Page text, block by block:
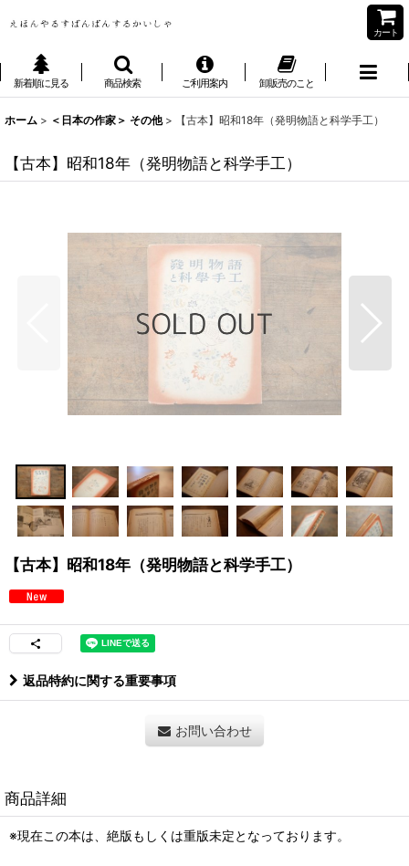
カート
新着順に見る 商品検索 ご利用案内 卸販売のこと
ホーム > ＜日本の作家＞ その他 > 【古本】昭和18年（発明物語と科学手工）
【古本】昭和18年（発明物語と科学手工）
【古本】昭和18年（発明物語と科学手工）
返品特約に関する重要事項
お問い合わせ
商品詳細
※現在この本は、絶版もしくは重版未定となっております。